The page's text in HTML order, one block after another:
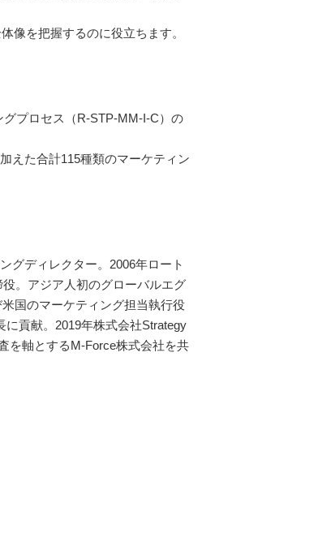
像を把握するのに役立ちます。
プロセス（R-STP-MM-I-C）の
えた合計115種類のマーケティン
グディレクター。2006年ロート
。アジア人初のグローバルエグ
国のマーケティング担当執行役
貢献。2019年株式会社Strategy
を軸とするM-Force株式会社を共